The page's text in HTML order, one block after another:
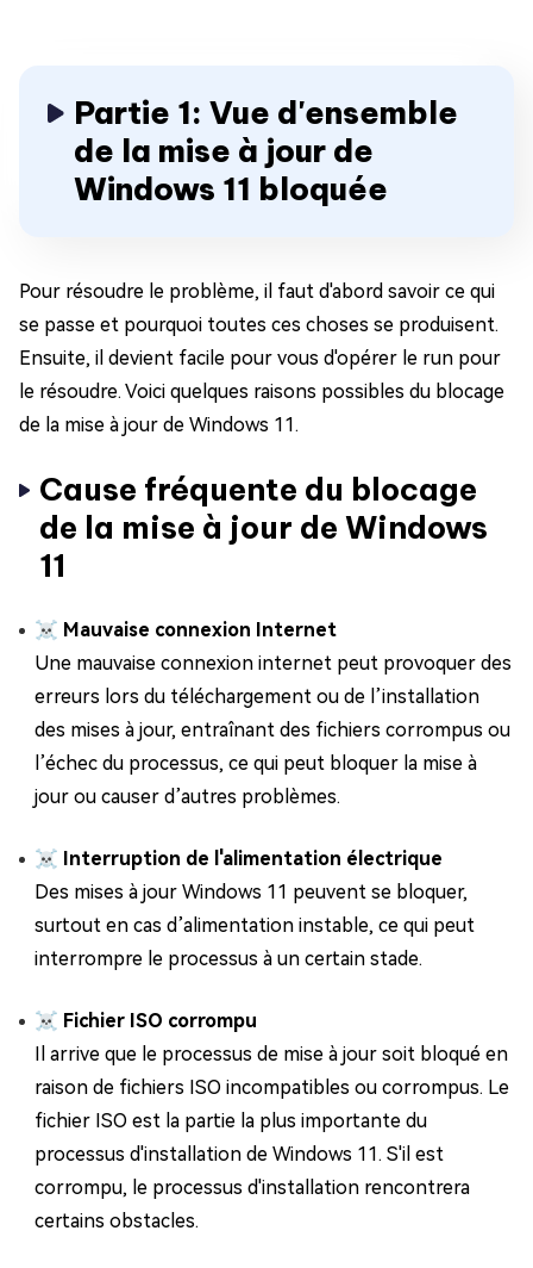
Partie 1: Vue d'ensemble
de la mise à jour de
Windows 11 bloquée
Pour résoudre le problème, il faut d'abord savoir ce qui
se passe et pourquoi toutes ces choses se produisent.
Ensuite, il devient facile pour vous d'opérer le run pour
le résoudre. Voici quelques raisons possibles du blocage
de la mise à jour de Windows 11.
Cause fréquente du blocage
de la mise à jour de Windows
11
☠ Mauvaise connexion Internet
Une mauvaise connexion internet peut provoquer des
erreurs lors du téléchargement ou de l’installation
des mises à jour, entraînant des fichiers corrompus ou
l’échec du processus, ce qui peut bloquer la mise à
jour ou causer d’autres problèmes.
☠ Interruption de l'alimentation électrique
Des mises à jour Windows 11 peuvent se bloquer,
surtout en cas d’alimentation instable, ce qui peut
interrompre le processus à un certain stade.
☠ Fichier ISO corrompu
Il arrive que le processus de mise à jour soit bloqué en
raison de fichiers ISO incompatibles ou corrompus. Le
fichier ISO est la partie la plus importante du
processus d'installation de Windows 11. S'il est
corrompu, le processus d'installation rencontrera
certains obstacles.